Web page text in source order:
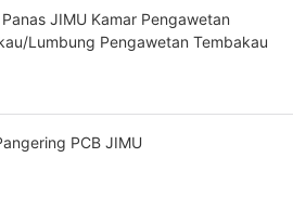
JIMU Kamar Pengawetan
Lumbung Pengawetan Tembakau
PCB JIMU